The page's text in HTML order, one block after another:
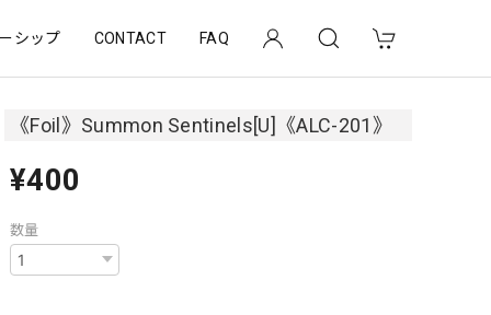
シップ CONTACT FAQ
《Foil》Summon Sentinels[U]《ALC-201》
¥400
数量